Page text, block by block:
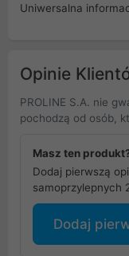
Uniwersalna
Opinie
PROLINE S.A. nie
pochodzą od osób,
Masz ten
Dodaj pierwszą
samoprzylepnych
Dodaj